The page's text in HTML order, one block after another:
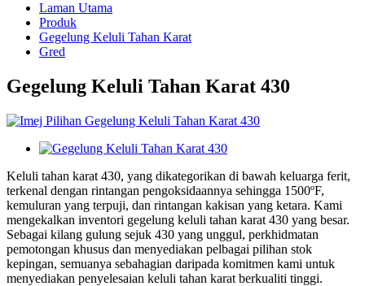
Laman Utama
Produk
Gegelung Keluli Tahan Karat
Gred
Gegelung Keluli Tahan Karat 430
Keluli tahan karat 430, yang dikategorikan di bawah keluarga ferit,
terkenal dengan rintangan pengoksidaannya sehingga 1500ºF,
kemuluran yang terpuji, dan rintangan kakisan yang ketara. Kami
mengekalkan inventori gegelung keluli tahan karat 430 yang besar.
Sebagai kilang gulung sejuk 430 yang unggul, perkhidmatan
pemotongan khusus dan menyediakan pelbagai pilihan stok
kepingan, semuanya sebahagian daripada komitmen kami untuk
menyediakan penyelesaian keluli tahan karat berkualiti tinggi.